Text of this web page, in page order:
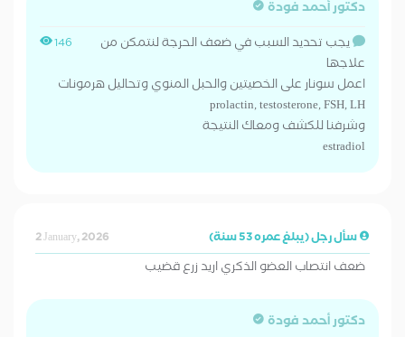
دكتور أحمد فودة
146
يجب تحديد السبب في ضعف الحرجة لنتمكن من
علاجها
اعمل سونار على الخصيتين والحبل المنوي وتحاليل هرمونات
prolactin, testosterone, FSH, LH
وشرفنا للكشف ومعاك النتيجة
estradiol
سأل رجل (يبلغ عمره 53 سنة) 2 January, 2026
ضعف انتصاب العضو الذكري اريد زرع قضيب
دكتور أحمد فودة